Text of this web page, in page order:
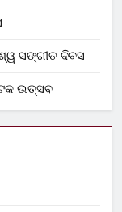
ସଙ୍ଗୀତ ଦିବସ
ଉତ୍ସବ